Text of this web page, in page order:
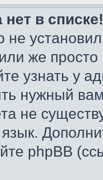
в списке!
не
же
узнать у
нужный
не
язык.
phpBB